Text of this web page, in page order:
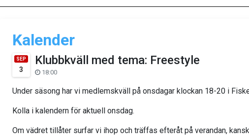
Kalender
SEP
3
Klubbkväll med tema: Freestyle
18:00
Under säsong har vi medlemskväll på onsdagar klockan 18-20 i
Kolla i kalendern för aktuell onsdag.
Om vädret tillåter surfar vi ihop och träffas efteråt på verandan,